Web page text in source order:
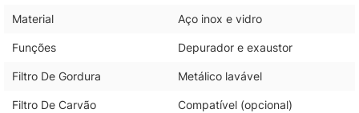
Material Aço inox e vidro
Funções Depurador e exaustor
Filtro De Gordura Metálico lavável
Filtro De Carvão Compatível (opcional)